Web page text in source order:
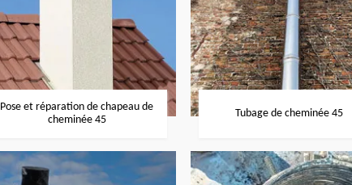
Pose et réparation de chapeau de
cheminée 45
Tubage de cheminée 45